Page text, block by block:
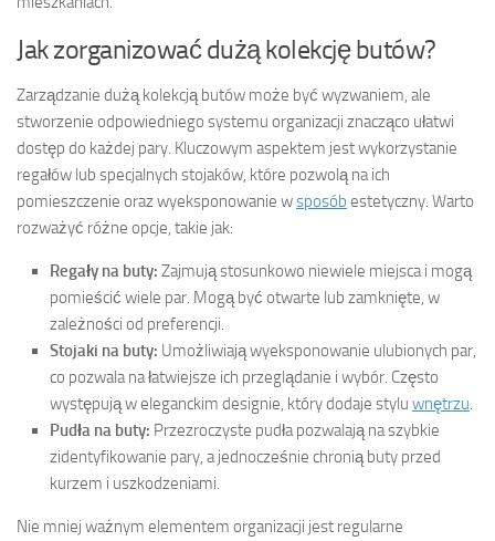
Jak zorganizować dużą kolekcję butów?
Zarządzanie dużą kolekcją butów może być wyzwaniem, ale
stworzenie odpowiedniego systemu organizacji znacząco ułatwi
dostęp do każdej pary. Kluczowym aspektem jest wykorzystanie
regałów lub specjalnych stojaków, które pozwolą na ich
pomieszczenie oraz wyeksponowanie wsposób estetyczny. Warto
rozważyć różne opcje, takie jak:
Regały na buty: Zajmują stosunkowo niewiele miejsca i mogą
pomieścić wiele par. Mogą być otwarte lub zamknięte, w
zależności od preferencji.
Stojaki na buty: Umożliwiają wyeksponowanie ulubionych par,
co pozwala na łatwiejsze ich przeglądanie i wybór. Często
występują w eleganckim designie, który dodaje stylu wnętrzu.
Pudła na buty: Przezroczyste pudła pozwalają na szybkie
zidentyfikowanie pary, a jednocześnie chronią buty przed
kurzem i uszkodzeniami.
Nie mniej ważnym elementem organizacji jest regularne